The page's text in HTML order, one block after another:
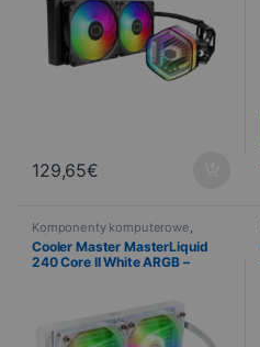
129,65€
Komponenty komputerowe
Informatyka , Chłodzenie
Cooler Master MasterLiquid
240 Core II White ARGB –